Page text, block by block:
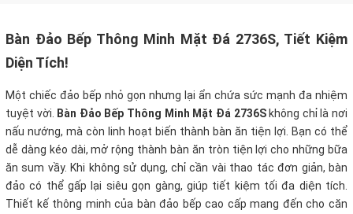
Bàn Đảo Bếp Thông Minh Mặt Đá 2736S, Tiết Kiệm
Diện Tích!
Một chiếc đảo bếp nhỏ gọn nhưng lại ẩn chứa sức mạnh đa nhiệm
tuyệt vời. Bàn Đảo Bếp Thông Minh Mặt Đá 2736Skhông chỉ là nơi
nấu nướng, mà còn linh hoạt biến thành bàn ăn tiện lợi. Bạn có thể
dễ dàng kéo dài, mở rộng thành bàn ăn tròn tiện lợi cho những bữa
ăn sum vầy. Khi không sử dụng, chỉ cần vài thao tác đơn giản, bàn
đảo có thể gấp lại siêu gọn gàng, giúp tiết kiệm tối đa diện tích.
Thiết kế thông minh của bàn đảo bếp cao cấp mang đến cho căn